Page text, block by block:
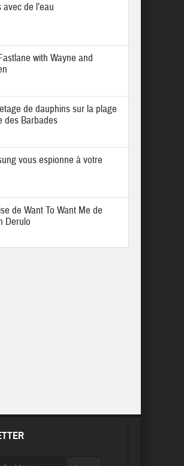
avec de l’eau
with Wayne and
de dauphins sur la plage
des Barbades
vous espionne à votre
de Want To Want Me de
Derulo